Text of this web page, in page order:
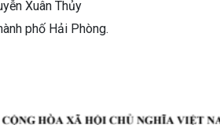
Xuân Thủy
phố Hải Phòng.